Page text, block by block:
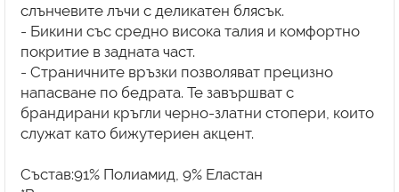
слънчевите лъчи с деликатен блясък.
- Бикини със средно висока талия и комфортно
покритие в задната част.
- Страничните връзки позволяват прецизно
напасване по бедрата. Те завършват с
брандирани кръгли черно-златни стопери, които
служат като бижутериен акцент.
Състав:91% Полиамид, 9% Еластан